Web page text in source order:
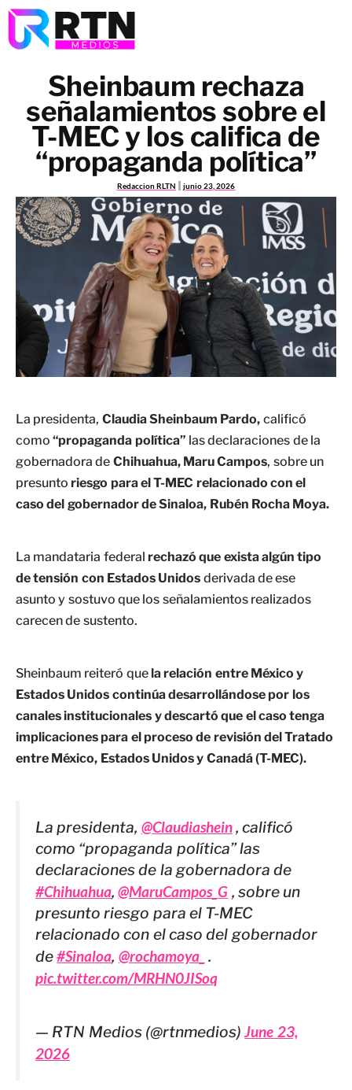
Sheinbaum rechaza
señalamientos sobre el
T-MEC y los califica de
“propaganda política”
Redaccion RLTN junio 23, 2026
La presidenta, Claudia Sheinbaum Pardo, calificó
como“propaganda política” las declaraciones de la
gobernadora de Chihuahua, Maru Campos, sobre un
presunto riesgo para el T-MEC relacionado con el
caso del gobernador de Sinaloa, Rubén Rocha Moya.
La mandataria federal rechazó que exista algún tipo
de tensión con Estados Unidos derivada de ese
asunto y sostuvo que los señalamientos realizados
carecen de sustento.
Sheinbaum reiteró que la relación entre México y
Estados Unidos continúa desarrollándose por los
canales institucionales y descartó que el caso tenga
implicaciones para el proceso de revisión del Tratado
entre México, Estados Unidos y Canadá (T-MEC).
La presidenta, @Claudiashein, calificó
como “propaganda política” las
declaraciones de la gobernadora de
#Chihuahua,@MaruCampos_G , sobre un
presunto riesgo para el T-MEC
relacionado con el caso del gobernador
de#Sinaloa, @rochamoya_ .
pic.twitter.com/MRHN0JISoq
— RTN Medios (@rtnmedios)June 23,
2026